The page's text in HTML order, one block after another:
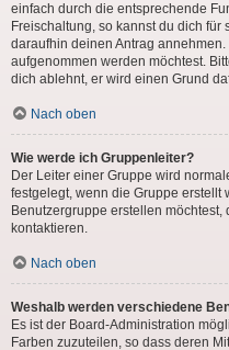
einfach durch die entsprechende
Freischaltung, so kannst du dich
daraufhin deinen Antrag
aufgenommen werden möchtest.
dich ablehnt, er wird einen Grund
Nach oben
Wie werde ich Gruppenleiter?
Der Leiter einer Gruppe wird
festgelegt, wenn die Gruppe erstellt
Benutzergruppe erstellen
kontaktieren.
Nach oben
Weshalb werden verschiedene
Es ist der Board-Administration
Farben zuzuteilen, so dass deren